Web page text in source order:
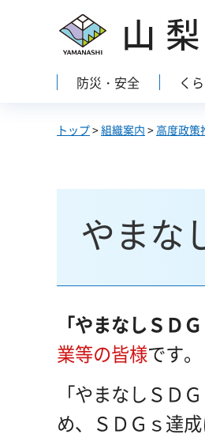
山梨県
防災・安全 く
トップ>組織案内 > 高度政策
やまな
「やまなしＳＤ
業等の皆様です。
「やまなしＳＤ
め、ＳＤＧｓ達